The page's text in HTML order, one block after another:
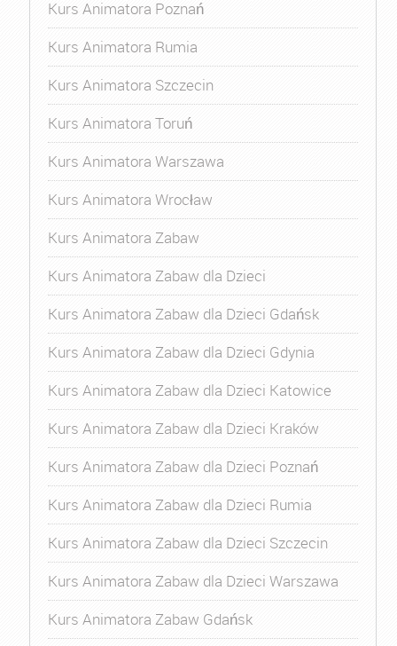
Kurs Animatora Poznań
Kurs Animatora Rumia
Kurs Animatora Szczecin
Kurs Animatora Toruń
Kurs Animatora Warszawa
Kurs Animatora Wrocław
Kurs Animatora Zabaw
Kurs Animatora Zabaw dla Dzieci
Kurs Animatora Zabaw dla Dzieci Gdańsk
Kurs Animatora Zabaw dla Dzieci Gdynia
Kurs Animatora Zabaw dla Dzieci Katowice
Kurs Animatora Zabaw dla Dzieci Kraków
Kurs Animatora Zabaw dla Dzieci Poznań
Kurs Animatora Zabaw dla Dzieci Rumia
Kurs Animatora Zabaw dla Dzieci Szczecin
Kurs Animatora Zabaw dla Dzieci Warszawa
Kurs Animatora Zabaw Gdańsk